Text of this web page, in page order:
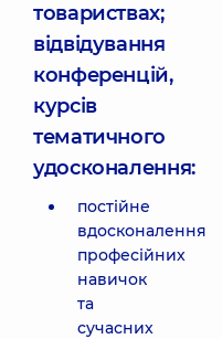
товариствах;
відвідування
конференцій,
курсів
тематичного
удосконалення:
постійне
вдосконалення
професійних
навичок
та
сучасних